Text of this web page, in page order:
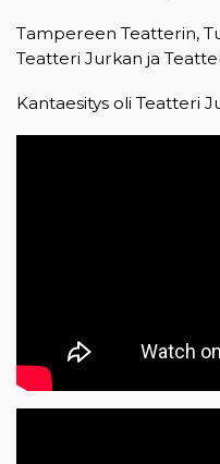
Tampereen Teatterin,
Teatteri Jurkan ja
Kantaesitys oli Teatteri